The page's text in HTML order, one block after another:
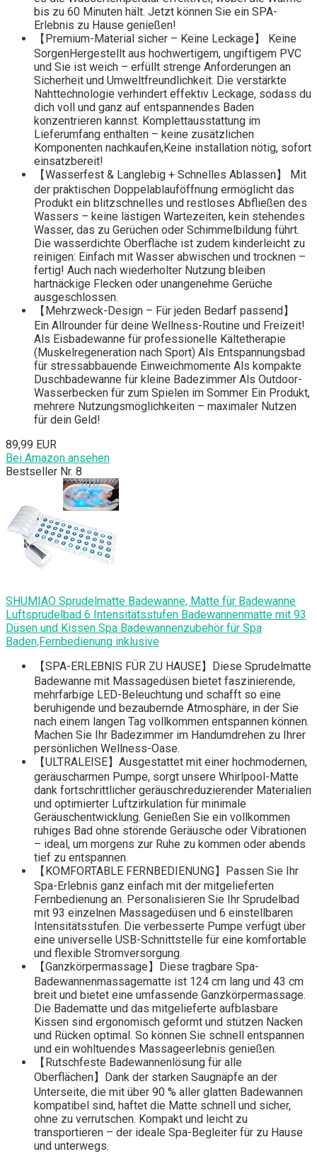
bis zu 60 Minuten hält. Jetzt können Sie ein SPA-
Erlebnis zu Hause genießen!
【Premium-Material sicher – Keine Leckage】 Keine
SorgenHergestellt aus hochwertigem, ungiftigem PVC
und Sie ist weich – erfüllt strenge Anforderungen an
Sicherheit und Umweltfreundlichkeit. Die verstärkte
Nahttechnologie verhindert effektiv Leckage, sodass du
dich voll und ganz auf entspannendes Baden
konzentrieren kannst. Komplettausstattung im
Lieferumfang enthalten – keine zusätzlichen
Komponenten nachkaufen,Keine installation nötig, sofort
einsatzbereit!
【Wasserfest & Langlebig + Schnelles Ablassen】 Mit
der praktischen Doppelablauföffnung ermöglicht das
Produkt ein blitzschnelles und restloses Abfließen des
Wassers – keine lästigen Wartezeiten, kein stehendes
Wasser, das zu Gerüchen oder Schimmelbildung führt.
Die wasserdichte Oberfläche ist zudem kinderleicht zu
reinigen: Einfach mit Wasser abwischen und trocknen –
fertig! Auch nach wiederholter Nutzung bleiben
hartnäckige Flecken oder unangenehme Gerüche
ausgeschlossen.
【Mehrzweck-Design – Für jeden Bedarf passend】
Ein Allrounder für deine Wellness-Routine und Freizeit!
Als Eisbadewanne für professionelle Kältetherapie
(Muskelregeneration nach Sport) Als Entspannungsbad
für stressabbauende Einweichmomente Als kompakte
Duschbadewanne für kleine Badezimmer Als Outdoor-
Wasserbecken für zum Spielen im Sommer Ein Produkt,
mehrere Nutzungsmöglichkeiten – maximaler Nutzen
für dein Geld!
89,99 EUR
Bei Amazon ansehen
Bestseller Nr. 8
SHUMIAO Sprudelmatte Badewanne, Matte für Badewanne
Luftsprudelbad 6 Intensitätsstufen Badewannenmatte mit 93
Düsen und Kissen Spa Badewannenzubehör für Spa
Baden,Fernbedienung inklusive
【SPA-ERLEBNIS FÜR ZU HAUSE】Diese Sprudelmatte
Badewanne mit Massagedüsen bietet faszinierende,
mehrfarbige LED-Beleuchtung und schafft so eine
beruhigende und bezaubernde Atmosphäre, in der Sie
nach einem langen Tag vollkommen entspannen können.
Machen Sie Ihr Badezimmer im Handumdrehen zu Ihrer
persönlichen Wellness-Oase.
【ULTRALEISE】Ausgestattet mit einer hochmodernen,
geräuscharmen Pumpe, sorgt unsere Whirlpool-Matte
dank fortschrittlicher geräuschreduzierender Materialien
und optimierter Luftzirkulation für minimale
Geräuschentwicklung. Genießen Sie ein vollkommen
ruhiges Bad ohne störende Geräusche oder Vibrationen
– ideal, um morgens zur Ruhe zu kommen oder abends
tief zu entspannen.
【KOMFORTABLE FERNBEDIENUNG】Passen Sie Ihr
Spa-Erlebnis ganz einfach mit der mitgelieferten
Fernbedienung an. Personalisieren Sie Ihr Sprudelbad
mit 93 einzelnen Massagedüsen und 6 einstellbaren
Intensitätsstufen. Die verbesserte Pumpe verfügt über
eine universelle USB-Schnittstelle für eine komfortable
und flexible Stromversorgung.
【Ganzkörpermassage】Diese tragbare Spa-
Badewannenmassagematte ist 124 cm lang und 43 cm
breit und bietet eine umfassende Ganzkörpermassage.
Die Badematte und das mitgelieferte aufblasbare
Kissen sind ergonomisch geformt und stützen Nacken
und Rücken optimal. So können Sie schnell entspannen
und ein wohltuendes Massageerlebnis genießen.
【Rutschfeste Badewannenlösung für alle
Oberflächen】Dank der starken Saugnäpfe an der
Unterseite, die mit über 90 % aller glatten Badewannen
kompatibel sind, haftet die Matte schnell und sicher,
ohne zu verrutschen. Kompakt und leicht zu
transportieren – der ideale Spa-Begleiter für zu Hause
und unterwegs.